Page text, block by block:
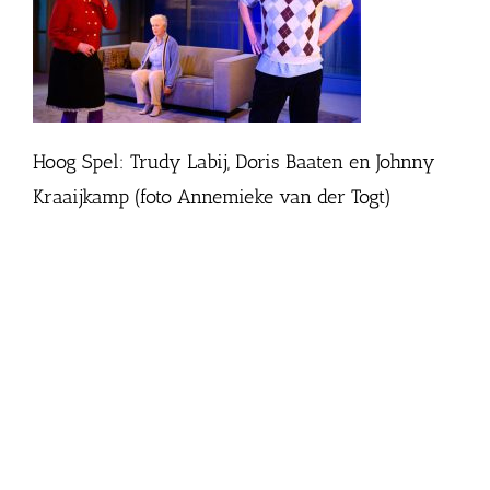
Hoog Spel: Trudy Labij, Doris Baaten en Johnny
Kraaijkamp (foto Annemieke van der Togt)